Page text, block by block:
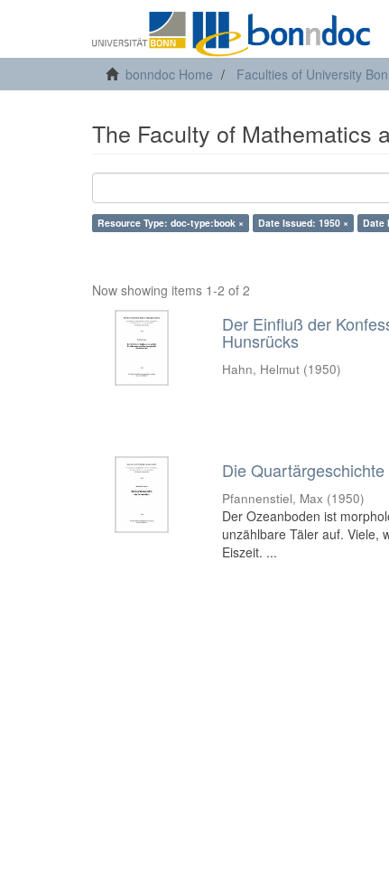
bonndoc Home Faculties of University
The Faculty of Mathematics
Resource Type: doc-type:book × Date Issued: 1950 × Date
Now showing items 1-2 of 2
Der Einfluß der
Hunsrücks
Hahn, Helmut (1950)
Die
Pfannenstiel, Max (1950)
Der Ozeanboden ist
unzählbare Täler auf. Viele,
Eiszeit. ...